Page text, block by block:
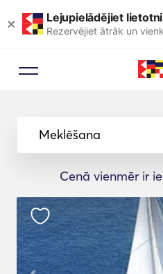
× Lejupielādējiet lietotni
Rezervējiet ātrāk un
Meklēšana
Cenā vienmēr ir